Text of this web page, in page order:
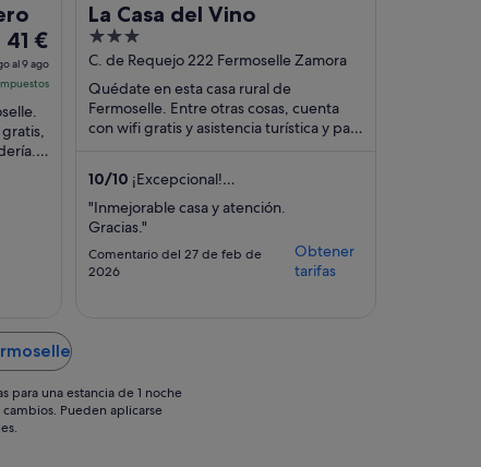
El
precio
es
de
41 €
por
41 €
al 9 ago
La Casa del Vino
3
out
of
5
C. de Requejo 222 Fermoselle Zamora
Quédate en esta casa rural de
Fermoselle. Entre otras cosas, cuenta
con wifi gratis y asistencia turística y para
10/10 ¡Excepcional!
(2 comentarios)
"Inmejorable casa y atención.
Gracias."
Comentario del 27 de feb de
2026
Obtener
tarifas
para una estancia de 1 noche
Pueden aplicarse